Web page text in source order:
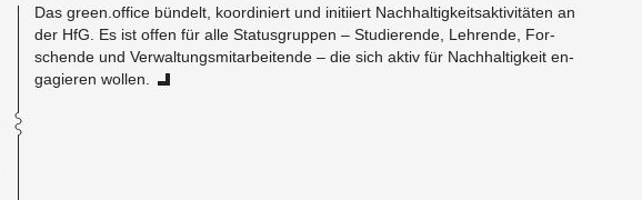
Das green.​office bün­delt, ko­or­di­niert und in­iti­iert Nach­hal­tig­keits­ak­ti­vi­tä­ten an
der HfG. Es ist offen für alle Sta­tus­grup­pen – Stu­die­ren­de, Leh­ren­de, For­
schen­de und Ver­wal­tungs­mit­ar­bei­ten­de – die sich aktiv für Nach­hal­tig­keit en­
ga­gie­ren wol­len.